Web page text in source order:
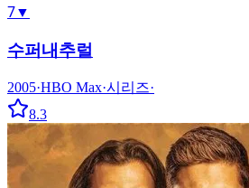
7▼
수퍼내추럴
2005·HBO Max·시리즈·
8.3